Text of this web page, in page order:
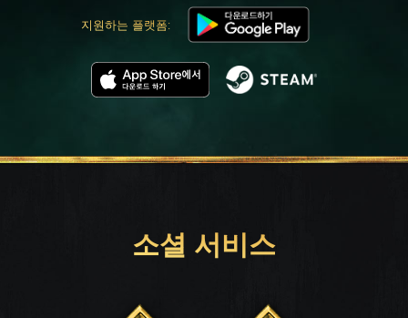
지원하는 플랫폼:
소셜 서비스